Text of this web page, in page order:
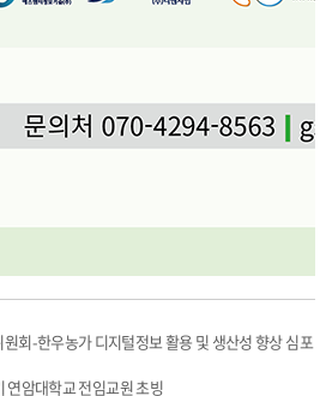
회-한우농가 디지털정보 활용 및 생산성 향상 심포
연암대학교 전임교원 초빙